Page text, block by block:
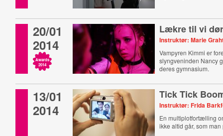
20/01
2014
Awards
2014
Lækre til vi
Instruktør: Marie
Vampyren Kimmi er
slyngveninden Nancy
deres gymnasium.
13/01
2014
Tick Tick
Instruktør: Frida
En multiplotfortælling
ikke altid går, som